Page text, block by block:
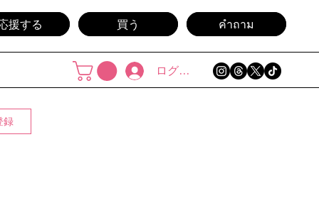
援する 買う คำถาม
ログイン
録